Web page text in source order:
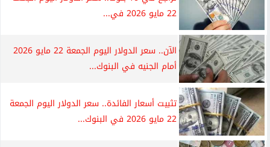
22 مايو 2026 في...
الآن.. سعر الدولار اليوم الجمعة 22 مايو 2026
أمام الجنيه في البنوك...
تثبيت أسعار الفائدة.. سعر الدولار اليوم الجمعة
22 مايو 2026 في البنوك...